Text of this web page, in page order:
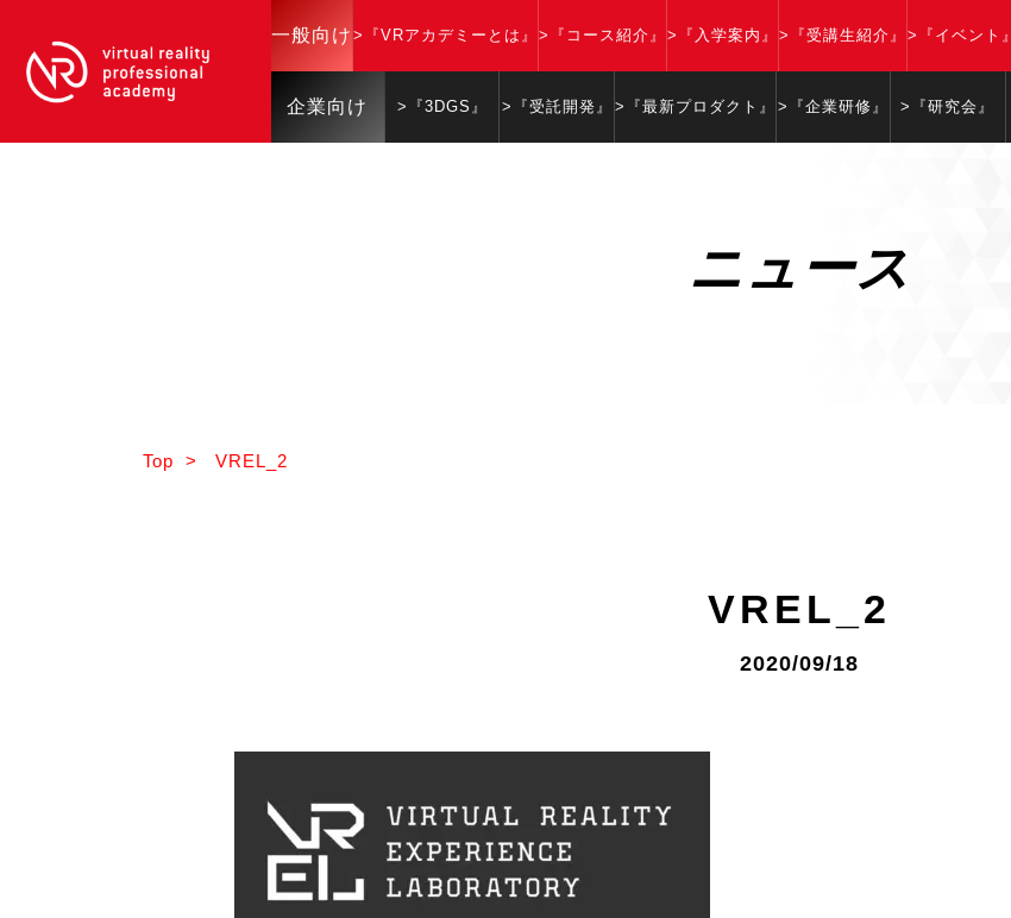
一般向け >『VRアカデミーとは』 >『コース紹介』 >『入学案内』 >『受講生紹介』 >『イベント』
企業向け >『3DGS』 >『受託開発』 >『最新プロダクト』 >『企業研修』 >『研究会』
ニュース
Top > VREL_2
VREL_2
2020/09/18